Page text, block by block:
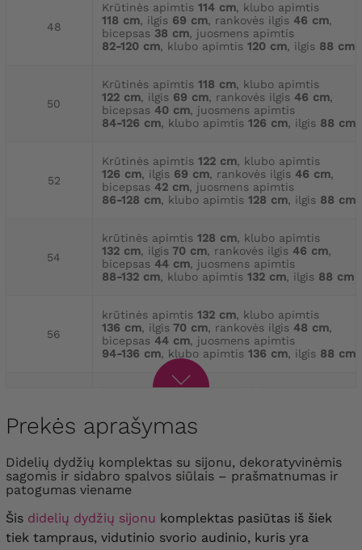
48
Krūtinės apimtis 114 cm, klubo apimtis
118 cm, ilgis 69 cm, rankovės ilgis 46 cm,
bicepsas 38 cm, juosmens apimtis
82-120 cm, klubo apimtis 120 cm, ilgis 88 cm
50
Krūtinės apimtis 118 cm, klubo apimtis
122 cm, ilgis 69 cm, rankovės ilgis 46 cm,
bicepsas 40 cm, juosmens apimtis
84-126 cm, klubo apimtis 126 cm, ilgis 88 cm
52
Krūtinės apimtis 122 cm, klubo apimtis
126 cm, ilgis 69 cm, rankovės ilgis 46 cm,
bicepsas 42 cm, juosmens apimtis
86-128 cm, klubo apimtis 128 cm, ilgis 88 cm
54
krūtinės apimtis 128 cm, klubo apimtis
132 cm, ilgis 70 cm, rankovės ilgis 46 cm,
bicepsas 44 cm, juosmens apimtis
88-132 cm, klubo apimtis 132 cm, ilgis 88 cm
56
krūtinės apimtis 132 cm, klubo apimtis
136 cm, ilgis 70 cm, rankovės ilgis 48 cm,
bicepsas 44 cm, juosmens apimtis
94-136 cm, klubo apimtis 136 cm, ilgis 88 cm
58
krūtinės apimtis 136 cm
bicepsas
96-140 cm
, klubo apimtis
krūtinės apimtis 140 cm, klubo apimtis
146 cm
100-144 cm, klubo apimtis 144 cm , ilgis
88 cm
Prekės aprašymas
Didelių dydžių komplektas su sijonu, dekoratyvinėmis
sagomis ir sidabro spalvos siūlais – prašmatnumas ir
patogumas viename
Šis didelių dydžių sijonu komplektas pasiūtas iš šiek
tiek tampraus, vidutinio svorio audinio, kuris yra